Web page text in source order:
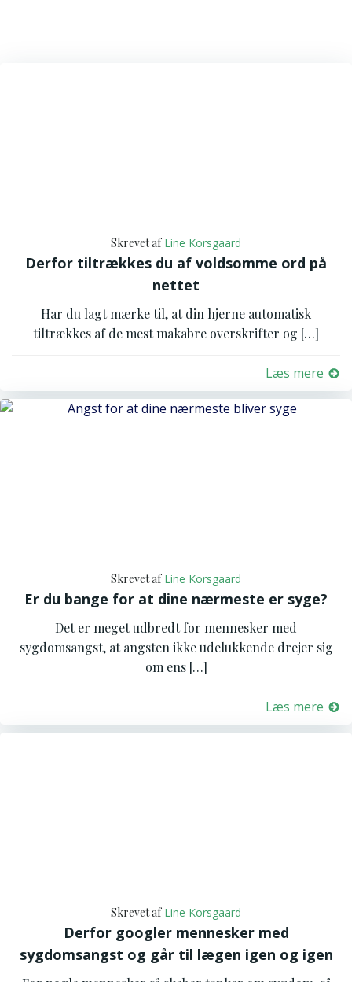
Skrevet af Line Korsgaard
Derfor tiltrækkes du af voldsomme ord på
nettet
Har du lagt mærke til, at din hjerne automatisk
tiltrækkes af de mest makabre overskrifter og […]
Læs mere
Skrevet af Line Korsgaard
Er du bange for at dine nærmeste er syge?
Det er meget udbredt for mennesker med
sygdomsangst, at angsten ikke udelukkende drejer sig
om ens […]
Læs mere
Skrevet af Line Korsgaard
Derfor googler mennesker med
sygdomsangst og går til lægen igen og igen